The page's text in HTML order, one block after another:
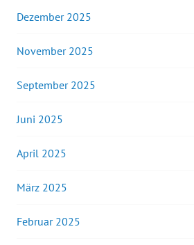
Dezember 2025
November 2025
September 2025
Juni 2025
April 2025
März 2025
Februar 2025